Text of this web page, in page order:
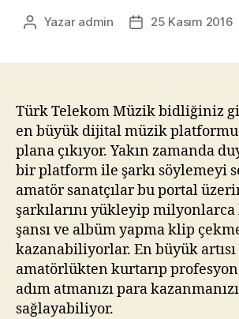
Yazının
Yazar admin
Yazı25 Kasım 2016
Türk Telekom Müzik bidliğiniz
en büyük dijital müzik
plana çıkıyor. Yakın zamanda
bir platform ile şarkı söylemeyi
amatör sanatçılar bu portal
şarkılarını yükleyip
şansı ve albüm yapma klip
kazanabiliyorlar. En büyük
amatörlükten kurtarıp
adım atmanızı para kazanmanızı
sağlayabiliyor.